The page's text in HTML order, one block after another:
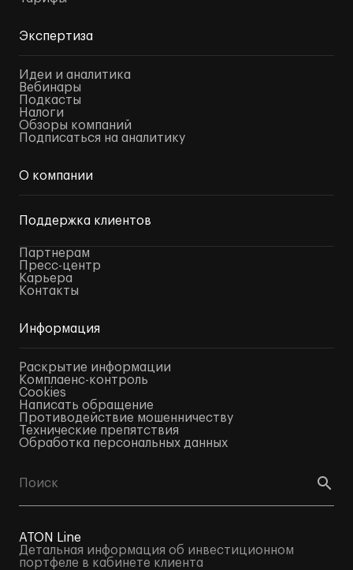
Экспертиза
Идеи и аналитика
Вебинары
Подкасты
Налоги
Обзоры компаний
Подписаться на аналитику
О компании
Поддержка клиентов
Партнерам
Пресс-центр
Карьера
Контакты
Информация
Раскрытие информации
Комплаенс-контроль
Cookies
Написать обращение
Противодействие мошенничеству
Технические препятствия
Обработка персональных данных
ATON Line
Детальная информация об инвестиционном
портфеле в кабинете клиента